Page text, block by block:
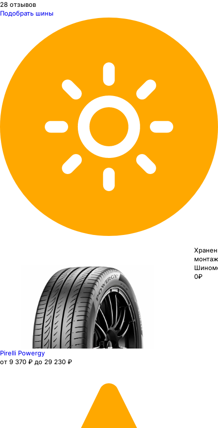
28 отзывов
Подобрать шины
0₽
Pirelli Powergy
от 9 370 ₽ до 29 230 ₽